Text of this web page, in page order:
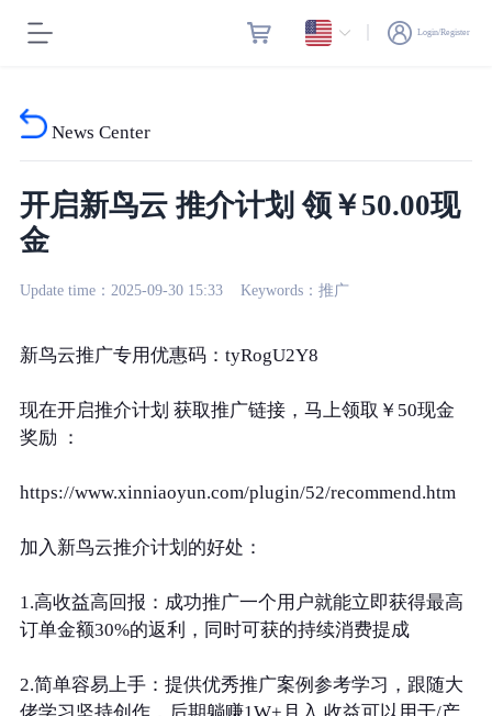
Login/Register
News Center
开启新鸟云 推介计划 领￥50.00现
金
Update time：2025-09-30 15:33 Keywords：推广
新鸟云推广专用优惠码：tyRogU2Y8
现在开启推介计划 获取推广链接，马上领取￥50现金
奖励 ：
https://www.xinniaoyun.com/plugin/52/recommend.htm
加入新鸟云推介计划的好处：
1.高收益高回报：成功推广一个用户就能立即获得最高
订单金额30%的返利，同时可获的持续消费提成
2.简单容易上手：提供优秀推广案例参考学习，跟随大